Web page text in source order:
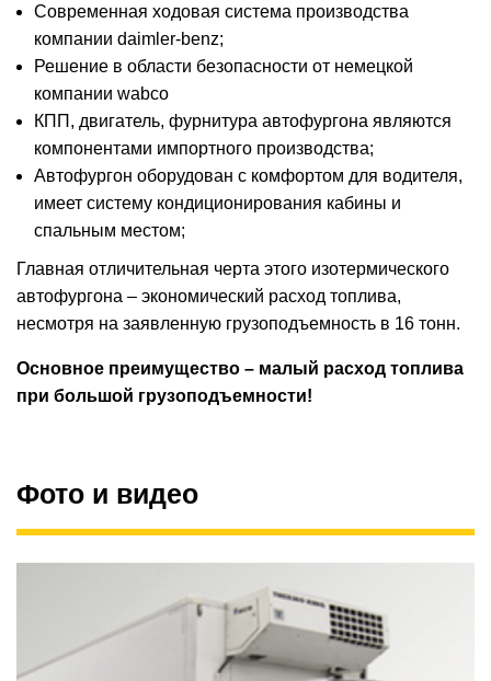
Современная ходовая система производства
компании daimler-benz;
Решение в области безопасности от немецкой
компании wabco
КПП, двигатель, фурнитура автофургона являются
компонентами импортного производства;
Автофургон оборудован с комфортом для водителя,
имеет систему кондиционирования кабины и
спальным местом;
Главная отличительная черта этого изотермического
автофургона – экономический расход топлива,
несмотря на заявленную грузоподъемность в 16 тонн.
Основное преимущество – малый расход топлива
при большой грузоподъемности!
Фото и видео